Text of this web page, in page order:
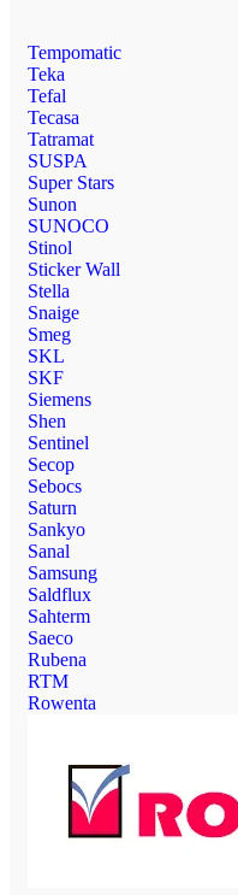
Tempomatic
Teka
Tefal
Tecasa
Tatramat
SUSPA
Super Stars
Sunon
SUNOCO
Stinol
Sticker Wall
Stella
Snaige
Smeg
SKL
SKF
Siemens
Shen
Sentinel
Secop
Sebocs
Saturn
Sankyo
Sanal
Samsung
Saldflux
Sahterm
Saeco
Rubena
RTM
Rowenta